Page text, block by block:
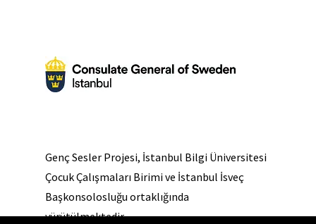
Genç Sesler Projesi, İstanbul Bilgi Üniversitesi
Çocuk Çalışmaları Birimi ve İstanbul İsveç
Başkonsolosluğu ortaklığında
yürütülmektedir.